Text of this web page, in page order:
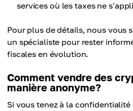
services où les taxes ne
Pour plus de détails, nous vous
un spécialiste pour rester
fiscales en évolution.
Comment vendre des
manière anonyme?
Si vous tenez à la